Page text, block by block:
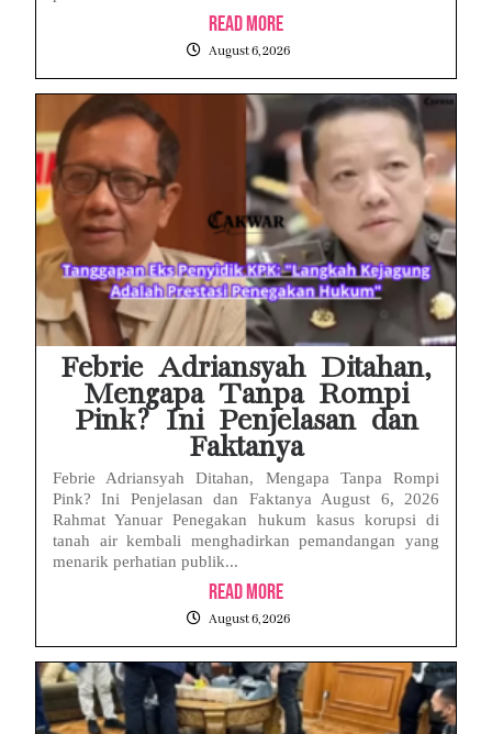
Read More
August 6, 2026
Febrie Adriansyah Ditahan,
Mengapa Tanpa Rompi
Pink? Ini Penjelasan dan
Faktanya
Febrie Adriansyah Ditahan, Mengapa Tanpa Rompi
Pink? Ini Penjelasan dan Faktanya August 6, 2026
Rahmat Yanuar Penegakan hukum kasus korupsi di
tanah air kembali menghadirkan pemandangan yang
menarik perhatian publik...
Read More
August 6, 2026